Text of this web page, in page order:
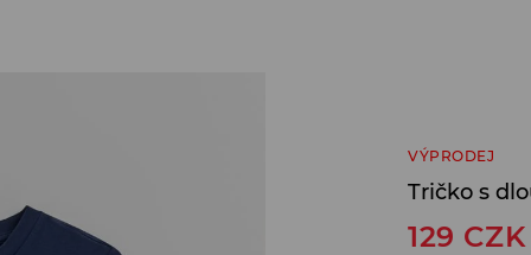
VÝPRODEJ
Tričko s
129 CZK